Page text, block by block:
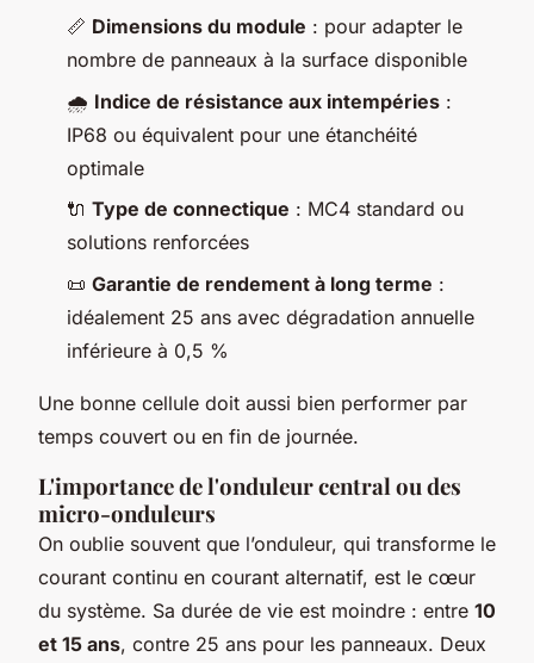
📏 Dimensions du module : pour adapter le
nombre de panneaux à la surface disponible
🌧️ Indice de résistance aux intempéries :
IP68 ou équivalent pour une étanchéité
optimale
🔌 Type de connectique : MC4 standard ou
solutions renforcées
📜 Garantie de rendement à long terme :
idéalement 25 ans avec dégradation annuelle
inférieure à 0,5 %
Une bonne cellule doit aussi bien performer par
temps couvert ou en fin de journée.
L'importance de l'onduleur central ou des
micro-onduleurs
On oublie souvent que l’onduleur, qui transforme le
courant continu en courant alternatif, est le cœur
du système. Sa durée de vie est moindre : entre 10
et 15 ans, contre 25 ans pour les panneaux. Deux